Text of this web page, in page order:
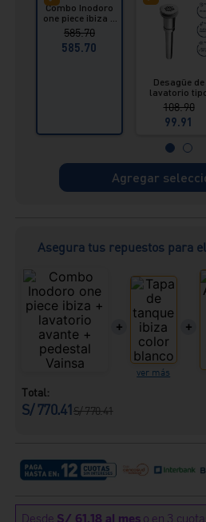
Combo Inodoro
one piece ibiza +
lavatorio avante
+ pedestal
Vainsa
585.70
585.70
Desagüe de
lavatorio
sumidero
universal
11/4"x11"(3,18
108.90
99.91
Agregar
Asegura tus repuestos para
+
ver más
+
Total:
S/770.41
S/770.41